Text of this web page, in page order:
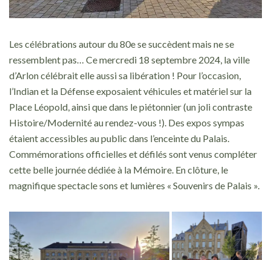
Les célébrations autour du 80e se succèdent mais ne se
ressemblent pas… Ce mercredi 18 septembre 2024, la ville
d’Arlon célébrait elle aussi sa libération ! Pour l’occasion,
l’Indian et la Défense exposaient véhicules et matériel sur la
Place Léopold, ainsi que dans le piétonnier (un joli contraste
Histoire/Modernité au rendez-vous !). Des expos sympas
étaient accessibles au public dans l’enceinte du Palais.
Commémorations officielles et défilés sont venus compléter
cette belle journée dédiée à la Mémoire. En clôture, le
magnifique spectacle sons et lumières « Souvenirs de Palais ».